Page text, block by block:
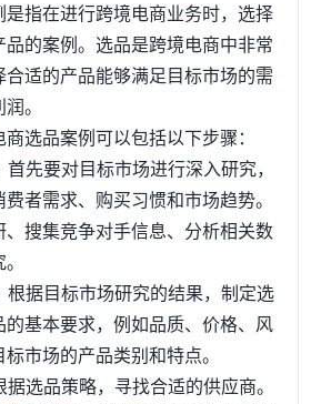
是指在进行跨境电商业务时，选择
的案例。选品是跨境电商中非常
适的产品能够满足目标市场的需
。
选品案例可以包括以下步骤：
先要对目标市场进行深入研究，
者需求、购买习惯和市场趋势。
搜集竞争对手信息、分析相关数
根据目标市场研究的结果，制定选
的基本要求，例如品质、价格、风
市场的产品类别和特点。
选品策略，寻找合适的供应商。